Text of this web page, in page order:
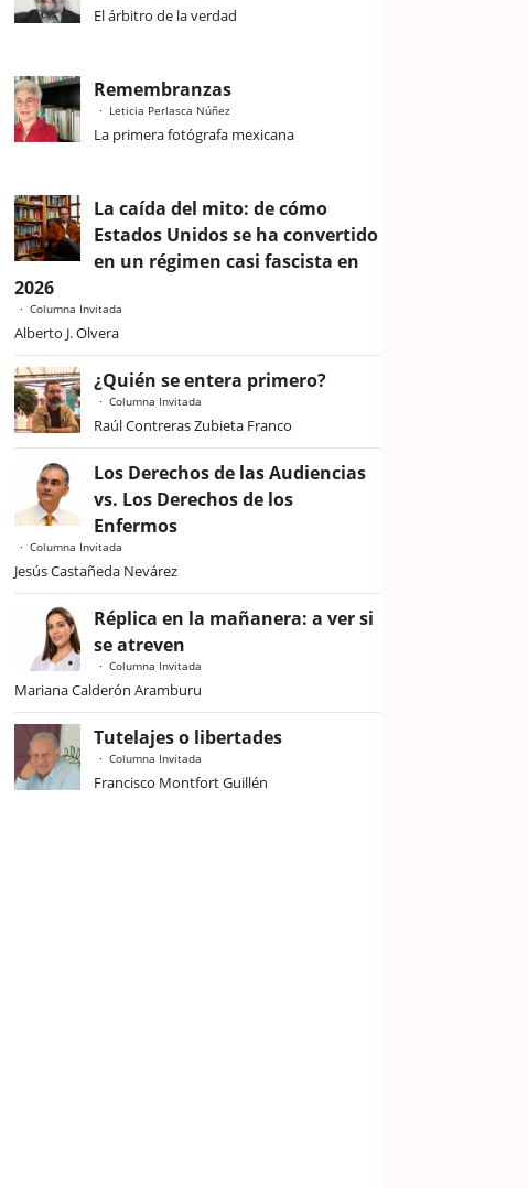
El árbitro de la verdad
Remembranzas
Leticia Perlasca Núñez
La primera fotógrafa mexicana
La caída del mito: de cómo
Estados Unidos se ha convertido
en un régimen casi fascista en
2026
Columna Invitada
Alberto J. Olvera
¿Quién se entera primero?
Columna Invitada
Raúl Contreras Zubieta Franco
Los Derechos de las Audiencias
vs. Los Derechos de los
Enfermos
Columna Invitada
Jesús Castañeda Nevárez
Réplica en la mañanera: a ver si
se atreven
Columna Invitada
Mariana Calderón Aramburu
Tutelajes o libertades
Columna Invitada
Francisco Montfort Guillén